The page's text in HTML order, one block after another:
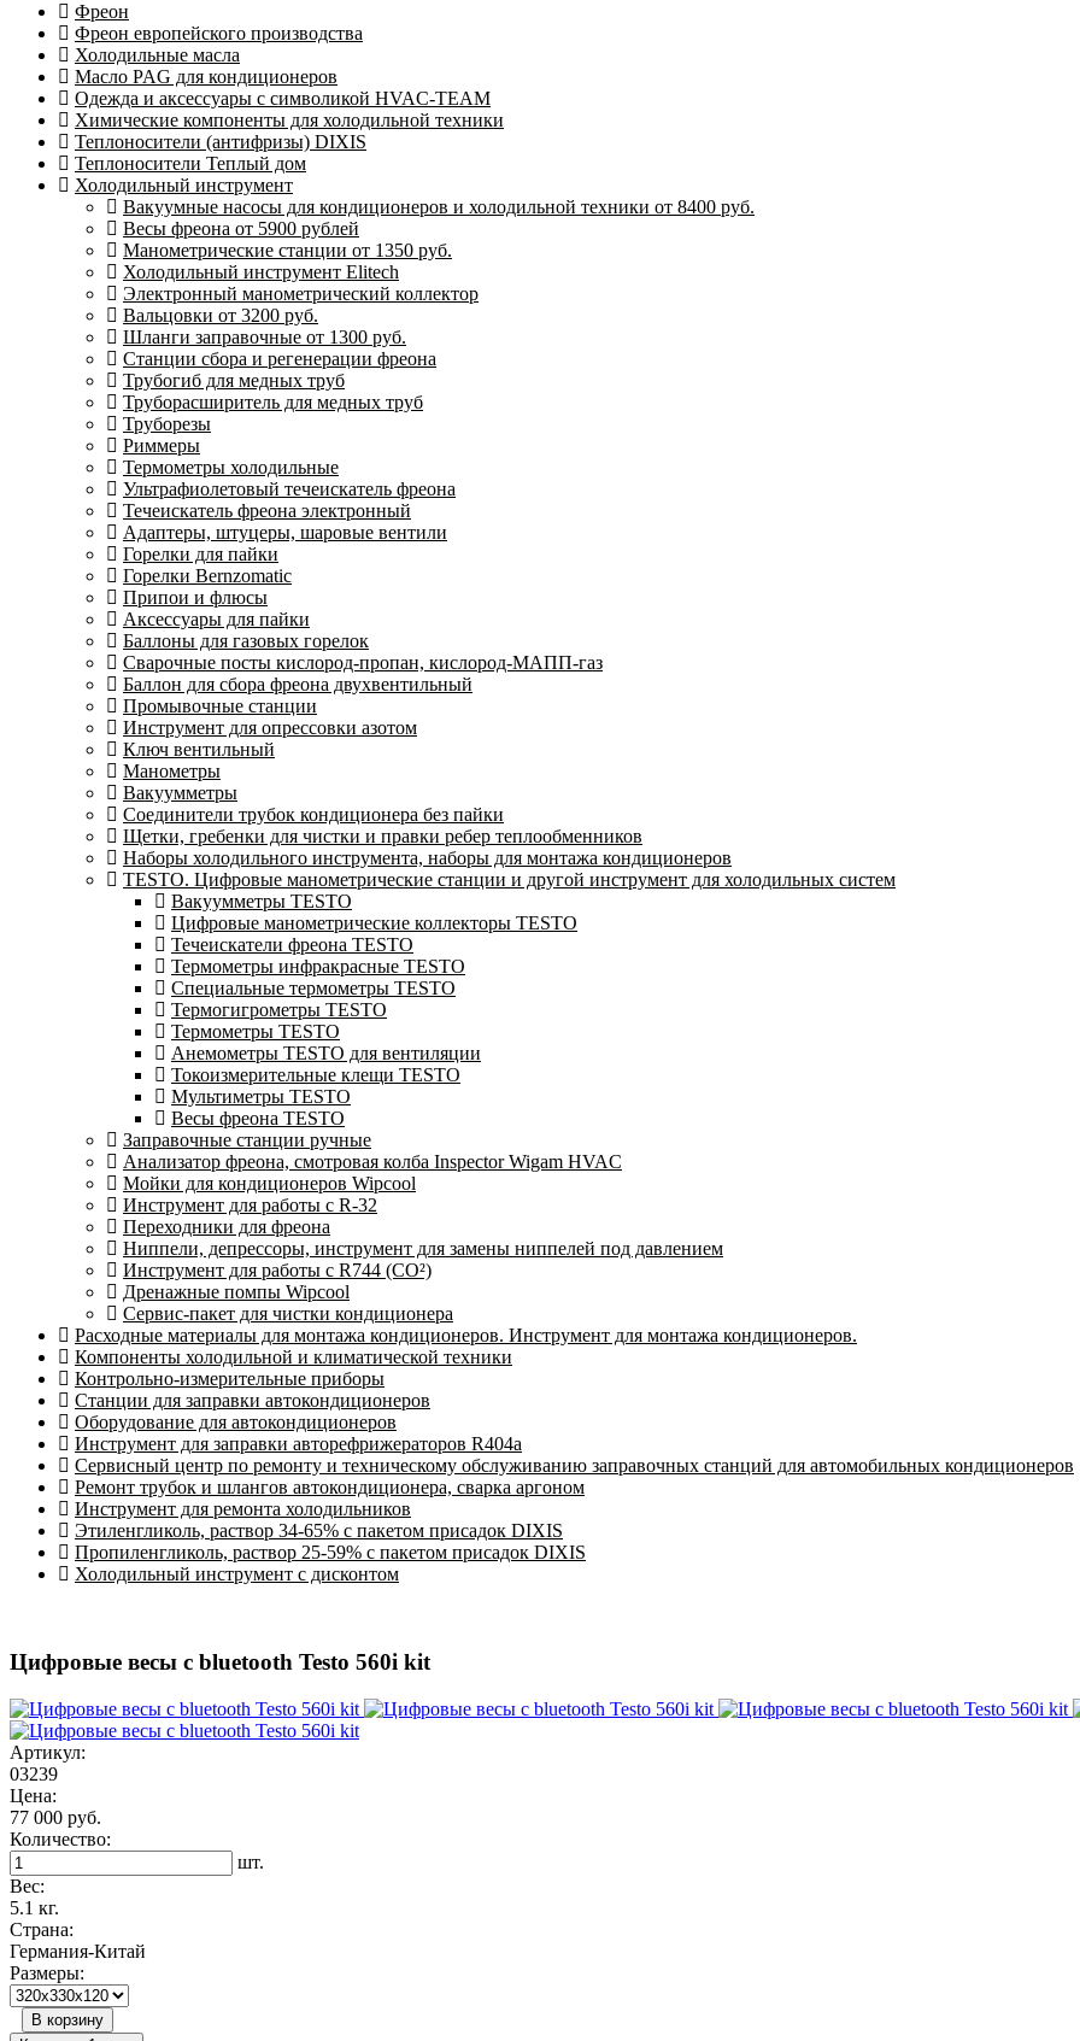
Фреон
Фреон европейского производства
Холодильные масла
Масло PAG для кондиционеров
Одежда и аксессуары с символикой HVAC-TEAM
Химические компоненты для холодильной техники
Теплоносители (антифризы) DIXIS
Теплоносители Теплый дом
Холодильный инструмент
Вакуумные насосы для кондиционеров и холодильной техники от 8400 руб.
Весы фреона от 5900 рублей
Манометрические станции от 1350 руб.
Холодильный инструмент Elitech
Электронный манометрический коллектор
Вальцовки от 3200 руб.
Шланги заправочные от 1300 руб.
Станции сбора и регенерации фреона
Трубогиб для медных труб
Труборасширитель для медных труб
Труборезы
Риммеры
Термометры холодильные
Ультрафиолетовый течеискатель фреона
Течеискатель фреона электронный
Адаптеры, штуцеры, шаровые вентили
Горелки для пайки
Горелки Bernzomatic
Припои и флюсы
Аксессуары для пайки
Баллоны для газовых горелок
Сварочные посты кислород-пропан, кислород-МАПП-газ
Баллон для сбора фреона двухвентильный
Промывочные станции
Инструмент для опрессовки азотом
Ключ вентильный
Манометры
Вакуумметры
Соединители трубок кондиционера без пайки
Щетки, гребенки для чистки и правки ребер теплообменников
Наборы холодильного инструмента, наборы для монтажа кондиционеров
TESTO. Цифровые манометрические станции и другой инструмент для холодильных систем
Вакуумметры TESTO
Цифровые манометрические коллекторы TESTO
Течеискатели фреона TESTO
Термометры инфракрасные TESTO
Специальные термометры TESTO
Термогигрометры TESTO
Термометры TESTO
Анемометры TESTO для вентиляции
Токоизмерительные клещи TESTO
Мультиметры TESTO
Весы фреона TESTO
Заправочные станции ручные
Анализатор фреона, смотровая колба Inspector Wigam HVAC
Мойки для кондиционеров Wipcool
Инструмент для работы с R-32
Переходники для фреона
Ниппели, депрессоры, инструмент для замены ниппелей под давлением
Инструмент для работы с R744 (CO²)
Дренажные помпы Wipcool
Сервис-пакет для чистки кондиционера
Расходные материалы для монтажа кондиционеров. Инструмент для монтажа кондиционеров.
Компоненты холодильной и климатической техники
Контрольно-измерительные приборы
Станции для заправки автокондиционеров
Оборудование для автокондиционеров
Инструмент для заправки авторефрижераторов R404a
Сервисный центр по ремонту и техническому обслуживанию заправочных станций для автомобильных кондиционеров
Ремонт трубок и шлангов автокондиционера, сварка аргоном
Инструмент для ремонта холодильников
Этиленгликоль, раствор 34-65% с пакетом присадок DIXIS
Пропиленгликоль, раствор 25-59% с пакетом присадок DIXIS
Холодильный инструмент с дисконтом
Цифровые весы с bluetooth Testo 560i kit
Артикул:
03239
Цена:
77 000 руб.
Количество:
шт.
Вес:
5.1 кг.
Страна:
Германия-Китай
Размеры:
В корзину